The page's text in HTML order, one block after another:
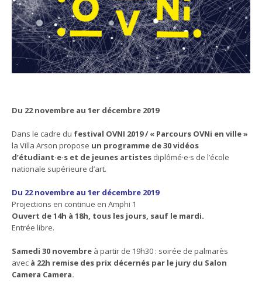
Du 22 novembre au 1er décembre 2019
Dans le cadre du festival OVNI 2019 / « Parcours OVNi en ville »
la Villa Arson propose un programme de 30 vidéos
d’étudiant·e·s et de jeunes artistes diplômé·e·s de l’école
nationale supérieure d’art.
Du 22 novembre au 1er décembre 2019
Projections en continue en Amphi 1
Ouvert de 14h à 18h, tous les jours, sauf le mardi.
Entrée libre.
Samedi 30 novembre à partir de 19h30 : soirée de palmarès
avec à 22h remise des prix décernés par le jury du Salon
Camera Camera.